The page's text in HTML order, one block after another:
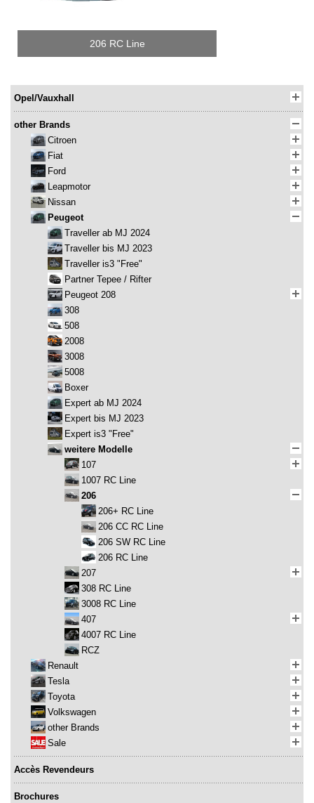
206 RC Line
Opel/Vauxhall
other Brands
Citroen
Fiat
Ford
Leapmotor
Nissan
Peugeot
Traveller ab MJ 2024
Traveller bis MJ 2023
Traveller is3 "Free"
Partner Tepee / Rifter
Peugeot 208
308
508
2008
3008
5008
Boxer
Expert ab MJ 2024
Expert bis MJ 2023
Expert is3 "Free"
weitere Modelle
107
1007 RC Line
206
206+ RC Line
206 CC RC Line
206 SW RC Line
206 RC Line
207
308 RC Line
3008 RC Line
407
4007 RC Line
RCZ
Renault
Tesla
Toyota
Volkswagen
other Brands
Sale
Accès Revendeurs
Brochures